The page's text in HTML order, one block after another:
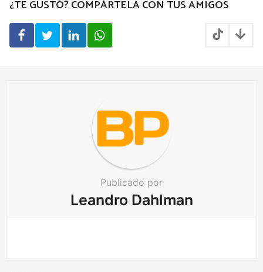
P
a
i
¿TE GUSTÓ? COMPÁRTELA CON TUS AMIGOS
Publicado por
Leandro Dahlman